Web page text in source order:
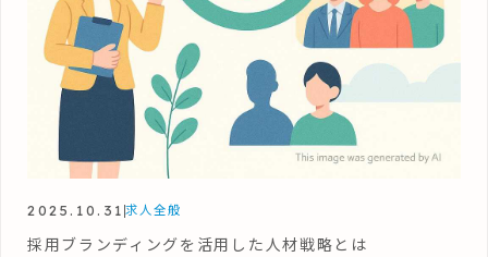
2025.10.31 求人全般
採用ブランディングを活用した人材戦略とは